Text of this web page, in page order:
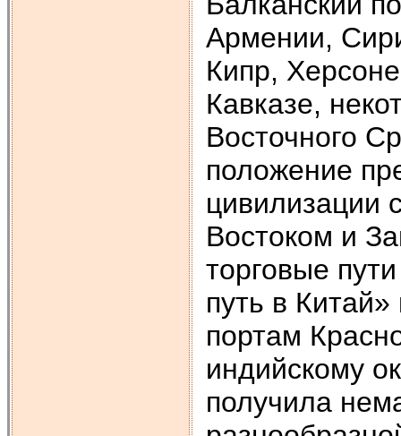
Армении,
Кипр,
Кавказе,
Восточного
положение
цивилизации
Востоком и
торговые
путь в
портам
индийскому
получила